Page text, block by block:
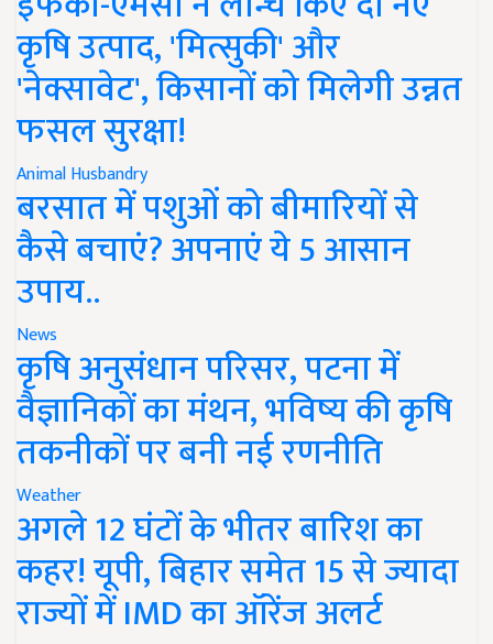
कृषि उत्पाद, 'मित्सुकी' और
'नेक्सावेट', किसानों को मिलेगी उन्नत
फसल सुरक्षा!
Animal Husbandry
बरसात में पशुओं को बीमारियों से
कैसे बचाएं? अपनाएं ये 5 आसान
उपाय..
News
कृषि अनुसंधान परिसर, पटना में
वैज्ञानिकों का मंथन, भविष्य की कृषि
तकनीकों पर बनी नई रणनीति
Weather
अगले 12 घंटों के भीतर बारिश का
कहर! यूपी, बिहार समेत 15 से ज्यादा
राज्यों में IMD का ऑरेंज अलर्ट